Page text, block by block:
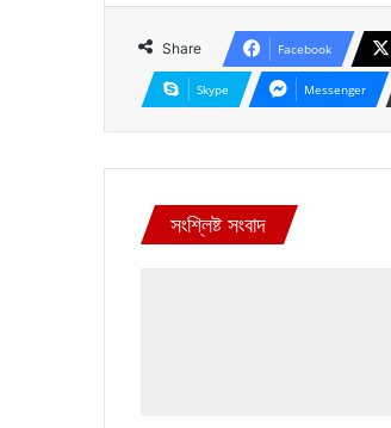
Share Facebook
Skype Messenger
সংশ্লিষ্ট সংবাদ